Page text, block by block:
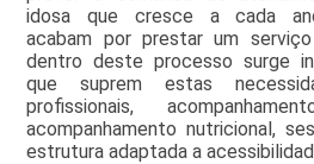
idosa que cresce a cada
acabam por prestar um
dentro deste processo surge
que suprem estas
profissionais,
acompanhamento nutricional,
estrutura adaptada a